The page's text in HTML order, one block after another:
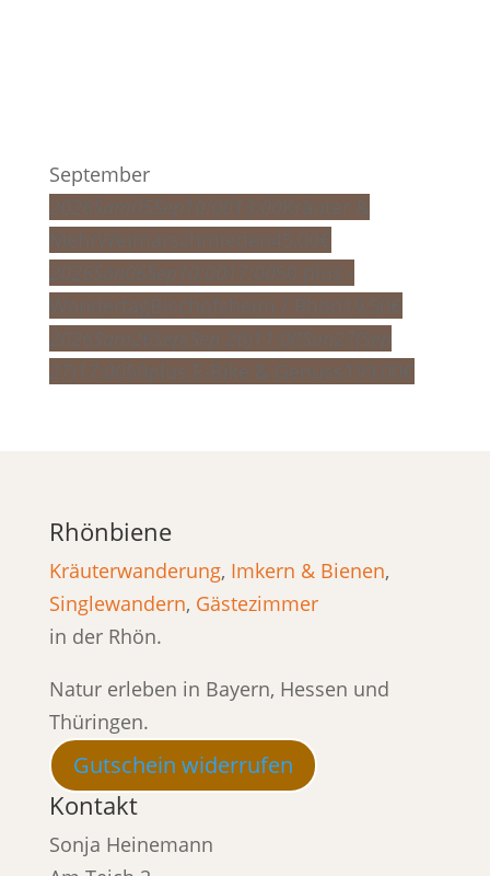
September
2026
Sam 05 Sep 10:00 13:00
Kräuter &
Weimarschmieden
2026
Son 06 Sep 10:00 17:00
Wandertag
2026
Sam 26 Sep (Sep 26) 11:00 Son 27
(Sep
27)
17:00 50plus E-Bike & Genuss
Rhönbiene
Kräuterwanderung, Imkern & Bienen,
Singlewandern, Gästezimmer
in der Rhön.
Natur erleben in Bayern, Hessen und
Thüringen.
Gutschein widerrufen
Kontakt
Sonja Heinemann